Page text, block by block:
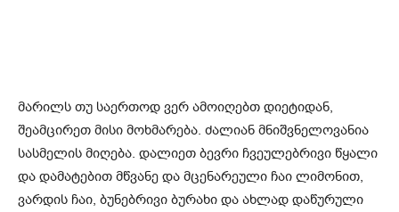
მარილს თუ საერთოდ ვერ ამოიღებთ დიეტიდან,
შეამცირეთ მისი მოხმარება. ძალიან მნიშვნელოვანია
სასმელის მიღება. დალიეთ ბევრი ჩვეულებრივი წყალი
და დამატებით მწვანე და მცენარეული ჩაი ლიმონით,
ვარდის ჩაი, ბუნებრივი ბურახი და ახლად დაწურული